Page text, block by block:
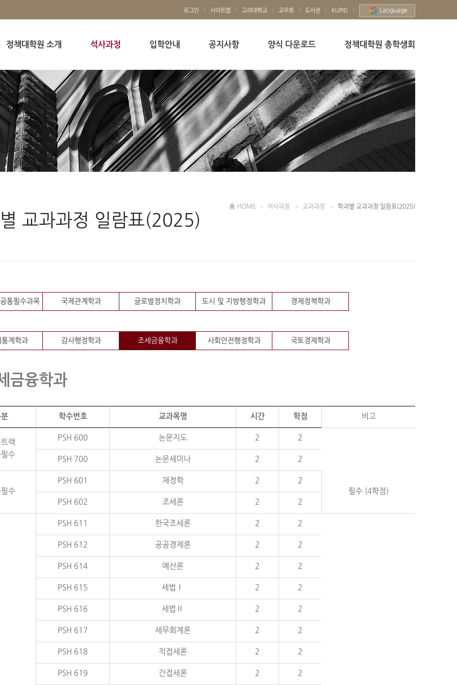
로그인 사이트맵 고려대학교 교우회 도서관 KUPID Language
정책대학원 소개 석사과정 입학안내 공지사항 양식 다운로드 정책대학원 총학생회
HOME 석사과정 교과과정 학과별 교과과정 일람표(2025)
교과과정 일람표(2025)
통필수과목 국제관계학과 글로벌정치학과 도시 및 지방행정학과 경제정책학과
계학과 감사행정학과 조세금융학과 사회안전행정학과 국토경제학과
금융학과
학수번호 교과목명 시간 학점 비고
랙
수
PSH 600 논문지도 2 2
PSH 700 논문세미나 2 2
수
PSH 601 재정학 2
2
필수 (4학점)
PSH 602
조세론 2 2
PSH 611 한국조세론 2 2
PSH 612 공공경제론 2 2
PSH 614 예산론 2 2
PSH 615 세법Ⅰ 2 2
PSH 616 세법Ⅱ 2 2
PSH 617 세무회계론 2 2
PSH 618 직접세론 2 2
PSH 619 간접세론 2 2